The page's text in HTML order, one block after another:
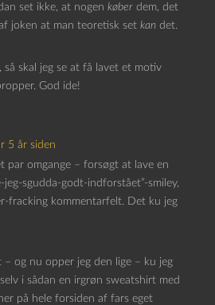
set ikke, at nogen køber dem, det
joken at man teoretisk set kan det.
så skal jeg se at få lavet et motiv
God ide!
5 år siden
par omgange – forsøgt at lave en
jeg-sgudda-godt-indforstået”-smiley,
fracking kommentarfelt. Det ku jeg
– og nu opper jeg den lige – ku jeg
i sådan en irgrøn sweatshirt med
på hele forsiden af fars eget